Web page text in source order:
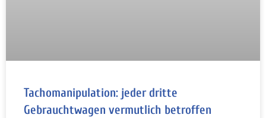
Tachomanipulation: jeder dritte
Gebrauchtwagen vermutlich betroffen